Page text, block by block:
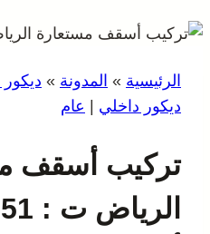
الرئيسية » المدونة »
ديكور داخلي
عام
تركيب أسقف